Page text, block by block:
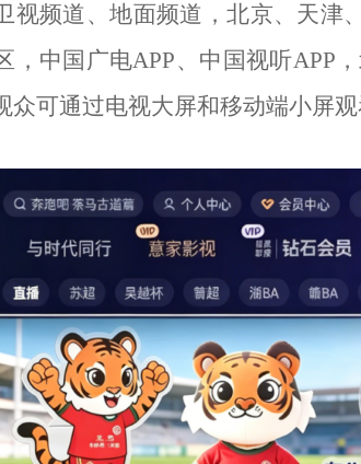
视频道、地面频道，北京、天津
，中国广电APP、中国视听APP
众可通过电视大屏和移动端小屏观